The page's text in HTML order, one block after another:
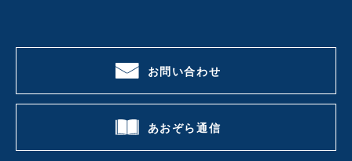
お問い合わせ
あおぞら通信